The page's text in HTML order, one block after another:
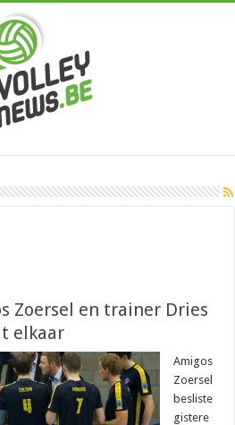
Zoersel en trainer Dries
elkaar
Amigos
Zoersel
besliste
gistere